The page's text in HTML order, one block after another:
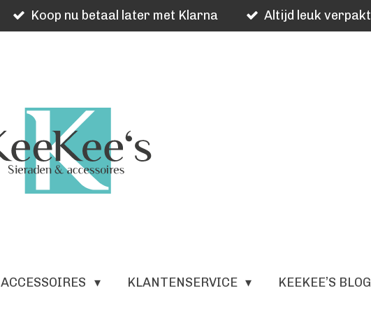
Koop nu betaal later met Klarna Altijd leuk verpakt
ACCESSOIRES KLANTENSERVICE KEEKEE’S BLOG